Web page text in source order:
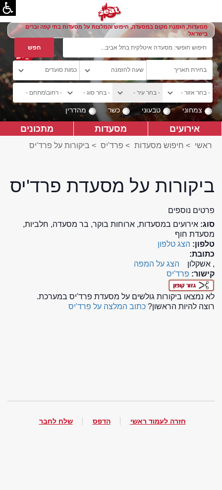
מסעדות, הזמנת מקום במסעדה, חיפוש והמלצות על מסעדות בתי קפה וברים
בישראל
צמחוני טבעוני כשר מהדרין
אירועים מסעדות מתכונים
ראשי > חיפוש מסעדות > פרד'יס > ביקורות על פרד'יס
ביקורות על מסעדת פרד'יס
פרטים נוספים
סוג: אירועים במסעדות, ארוחות בוקר, בר מסעדה, חלביות,
מסעדת חוף
טלפון: הצג טלפון
כתובת:
, אשקלון
הצג על המפה
קישור: פרד'יס
לא נמצאו ביקורות גולשים על מסעדת פרד'יס במערכת.
רוצה להיות הראשון? כתוב המלצה על פרד'יס
חזרה לעמוד ראשי הדפס שלח לחבר